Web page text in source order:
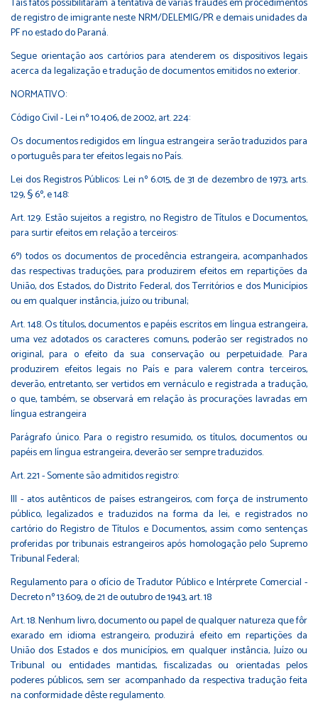
de registro de imigrante neste NRM/DELEMIG/PR e demais unidades da
PF no estado do Paraná.
Segue orientação aos cartórios para atenderem os dispositivos legais
acerca da legalização e tradução de documentos emitidos no exterior.
NORMATIVO:
Código Civil - Lei nº 10.406, de 2002, art. 224:
Os documentos redigidos em língua estrangeira serão traduzidos para
o português para ter efeitos legais no País.
Lei dos Registros Públicos: Lei nº 6.015, de 31 de dezembro de 1973, arts.
129, § 6º, e 148:
Art. 129. Estão sujeitos a registro, no Registro de Títulos e Documentos,
para surtir efeitos em relação a terceiros:
6º) todos os documentos de procedência estrangeira, acompanhados
das respectivas traduções, para produzirem efeitos em repartições da
União, dos Estados, do Distrito Federal, dos Territórios e dos Municípios
ou em qualquer instância, juízo ou tribunal;
Art. 148. Os títulos, documentos e papéis escritos em língua estrangeira,
uma vez adotados os caracteres comuns, poderão ser registrados no
original, para o efeito da sua conservação ou perpetuidade. Para
produzirem efeitos legais no País e para valerem contra terceiros,
deverão, entretanto, ser vertidos em vernáculo e registrada a tradução,
o que, também, se observará em relação às procurações lavradas em
língua estrangeira
Parágrafo único. Para o registro resumido, os títulos, documentos ou
papéis em língua estrangeira, deverão ser sempre traduzidos.
Art. 221 - Somente são admitidos registro:
III - atos autênticos de países estrangeiros, com força de instrumento
público, legalizados e traduzidos na forma da lei, e registrados no
cartório do Registro de Títulos e Documentos, assim como sentenças
proferidas por tribunais estrangeiros após homologação pelo Supremo
Tribunal Federal;
Regulamento para o ofício de Tradutor Público e Intérprete Comercial -
Decreto nº 13.609, de 21 de outubro de 1943, art. 18
Art. 18. Nenhum livro, documento ou papel de qualquer natureza que fôr
exarado em idioma estrangeiro, produzirá efeito em repartições da
União dos Estados e dos municípios, em qualquer instância, Juízo ou
Tribunal ou entidades mantidas, fiscalizadas ou orientadas pelos
poderes públicos, sem ser acompanhado da respectiva tradução feita
na conformidade dêste regulamento.